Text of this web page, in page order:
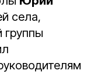
села,
группы